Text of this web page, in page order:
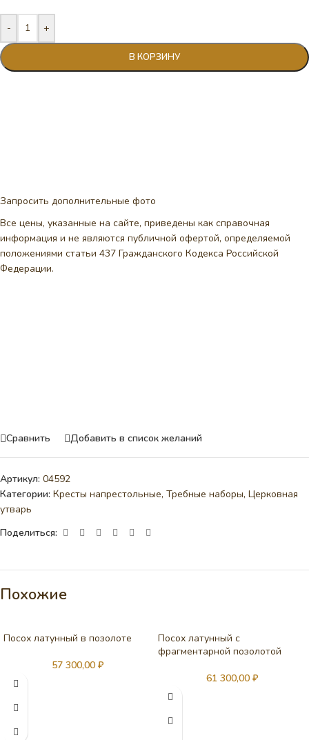
- +
В КОРЗИНУ
Запросить дополнительные фото
Все цены, указанные на сайте, приведены как справочная
информация и не являются публичной офертой, определяемой
положениями статьи 437 Гражданского Кодекса Российской
Федерации.
Сравнить Добавить в список желаний
Артикул: 04592
Категории: Кресты напрестольные, Требные наборы, Церковная
утварь
Поделиться:
Похожие
Посох латунный в позолоте
57 300,00 ₽
Посох латунный с
фрагментарной позолотой
61 300,00 ₽